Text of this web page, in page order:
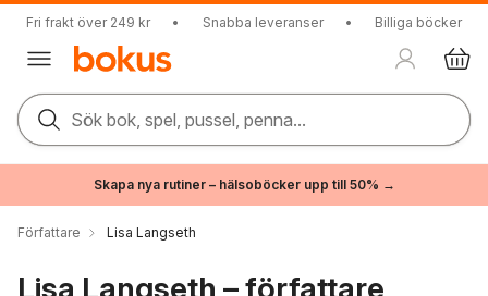
Fri frakt över 249 kr • Snabba leveranser • Billiga böcker
Sök bok, spel, pussel, penna...
Skapa nya rutiner – hälsoböcker upp till 50% →
Författare Lisa Langseth
Lisa Langseth – författare